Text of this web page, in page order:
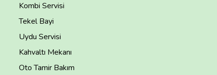
Kombi Servisi
Tekel Bayi
Uydu Servisi
Kahvaltı Mekanı
Oto Tamir Bakım